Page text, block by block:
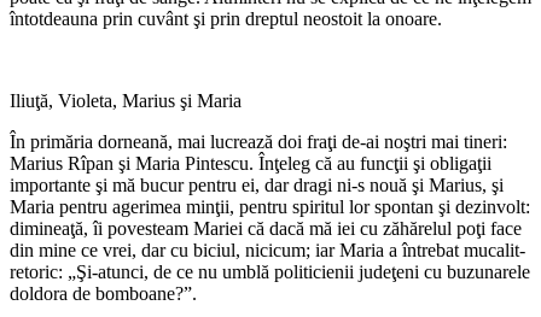
întotdeauna prin cuvânt şi prin dreptul neostoit la onoare.
Iliuţă, Violeta, Marius şi Maria
În primăria dorneană, mai lucrează doi fraţi de-ai noştri mai tineri:
Marius Rîpan şi Maria Pintescu. Înţeleg că au funcţii şi obligaţii
importante şi mă bucur pentru ei, dar dragi ni-s nouă şi Marius, şi
Maria pentru agerimea minţii, pentru spiritul lor spontan şi dezinvolt:
dimineaţă, îi povesteam Mariei că dacă mă iei cu zăhărelul poţi face
din mine ce vrei, dar cu biciul, nicicum; iar Maria a întrebat mucalit-
retoric: „Şi-atunci, de ce nu umblă politicienii judeţeni cu buzunarele
doldora de bomboane?”.